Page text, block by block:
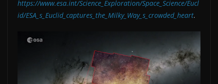
https://www.esa.int/Science_Exploration/Space_Science/Eucl
id/ESA_s_Euclid_captures_the_Milky_Way_s_crowded_heart.